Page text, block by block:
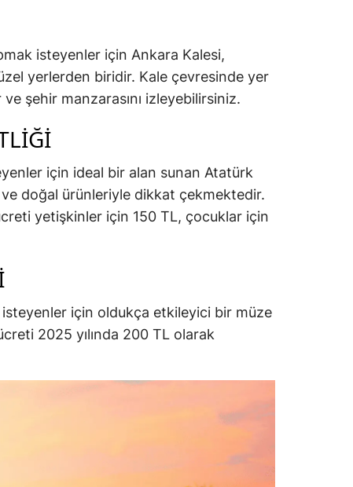
isteyenler için Ankara Kalesi,
yerlerden biridir. Kale çevresinde yer
şehir manzarasını izleyebilirsiniz.
için ideal bir alan sunan Atatürk
doğal ürünleriyle dikkat çekmektedir.
yetişkinler için 150 TL, çocuklar için
için oldukça etkileyici bir müze
2025 yılında 200 TL olarak